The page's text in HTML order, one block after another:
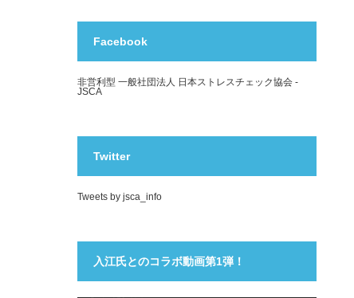
Facebook
非営利型 一般社団法人 日本ストレスチェック協会 -
JSCA
Twitter
Tweets by jsca_info
入江氏とのコラボ動画第1弾！